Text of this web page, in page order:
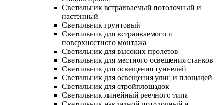
Светильник встраиваемый потолочный и
настенный
Светильник грунтовый
Светильник для встраиваемого и
поверхностного монтажа
Светильник для высоких пролетов
Светильник для местного освещения станков
Светильник для освещения туннелей
Светильник для освещения улиц и площадей
Светильник для стройплощадок
Светильник линейный реечного типа